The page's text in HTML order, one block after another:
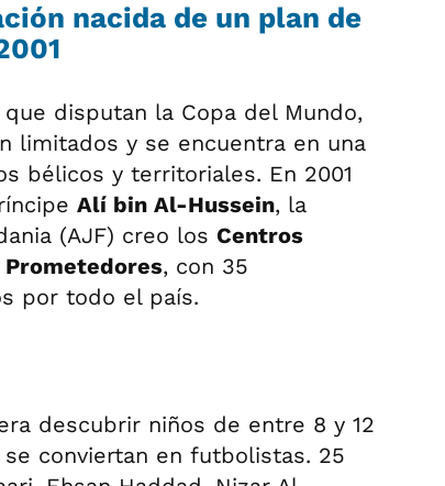
nacida de un plan de
disputan la Copa del Mundo,
limitados y se encuentra en una
bélicos y territoriales. En 2001
Alí bin Al-Hussein, la
(AJF) creo los Centros
, con 35
por todo el país.
descubrir niños de entre 8 y 12
conviertan en futbolistas. 25